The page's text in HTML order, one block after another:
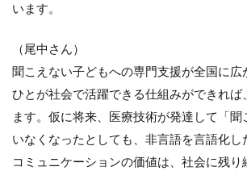
います。
（尾中さん）
聞こえない子どもへの専門支援が全国に広
ひとが社会で活躍できる仕組みができれば
ます。仮に将来、医療技術が発達して「
いなくなったとしても、非言語を言語化し
コミュニケーションの価値は、社会に残り